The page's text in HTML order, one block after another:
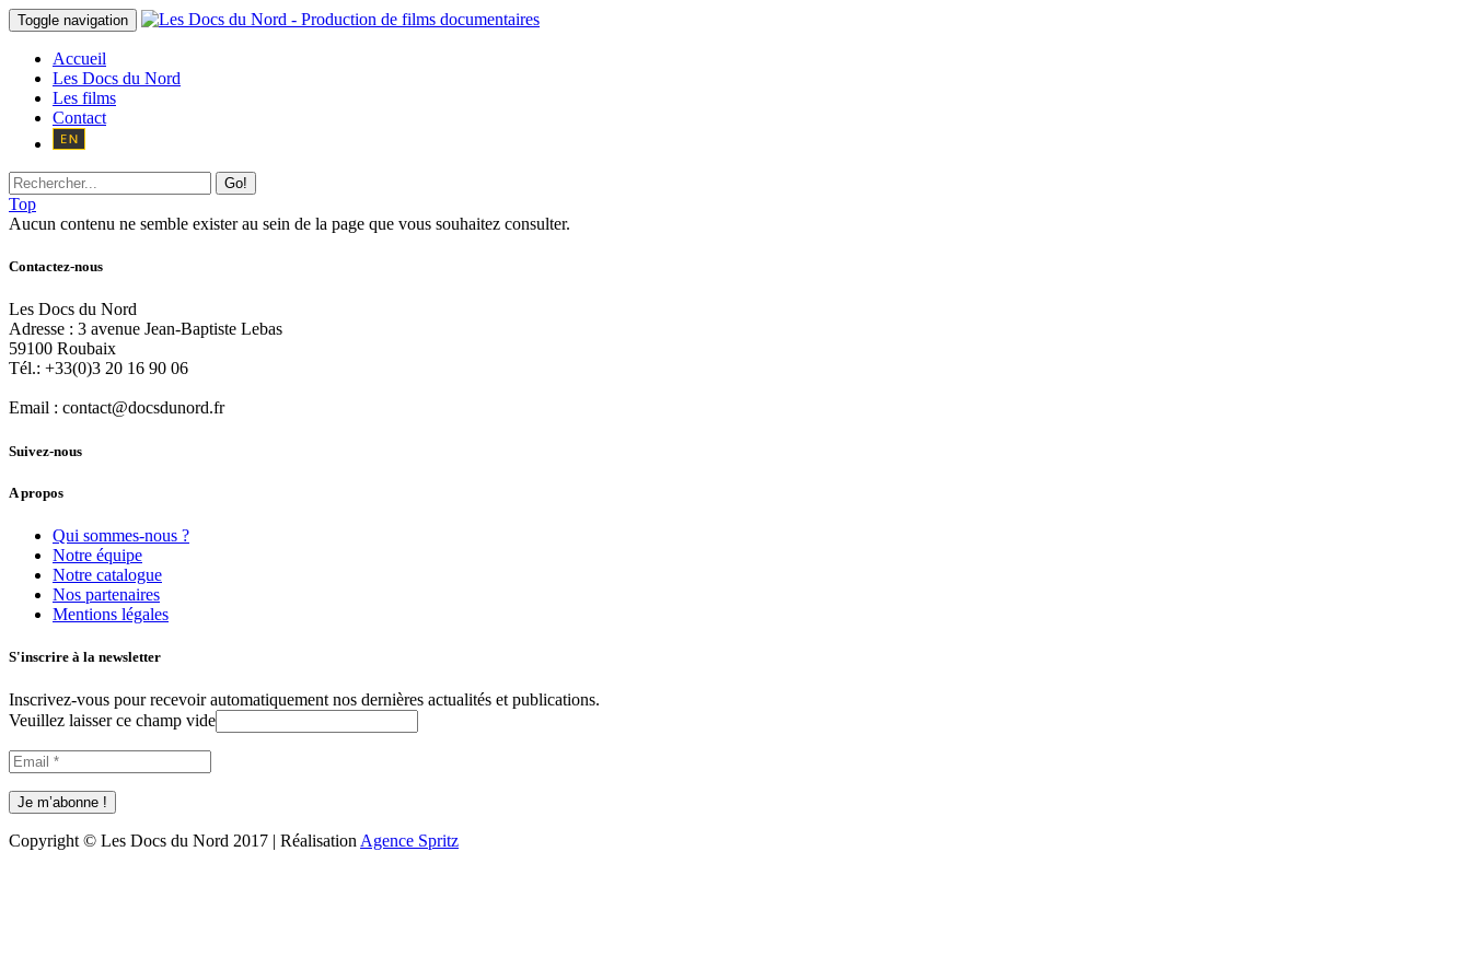
Toggle navigation
Accueil
Les Docs du Nord
Les films
Contact
Go!
Top
Aucun contenu ne semble exister au sein de la page que vous souhaitez consulter.
Contactez-nous
Les Docs du Nord
Adresse : 3 avenue Jean-Baptiste Lebas
59100 Roubaix
Tél.: +33(0)3 20 16 90 06
Email : contact@docsdunord.fr
Suivez-nous
A propos
Qui sommes-nous ?
Notre équipe
Notre catalogue
Nos partenaires
Mentions légales
S'inscrire à la newsletter
Inscrivez-vous pour recevoir automatiquement nos dernières actualités et publications.
Veuillez laisser ce champ vide
Copyright © Les Docs du Nord 2017 | Réalisation Agence Spritz